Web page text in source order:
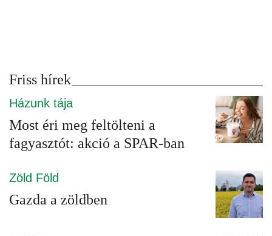
Friss hírek
Házunk tája
Most éri meg feltölteni a
fagyasztót: akció a SPAR-ban
Zöld Föld
Gazda a zöldben